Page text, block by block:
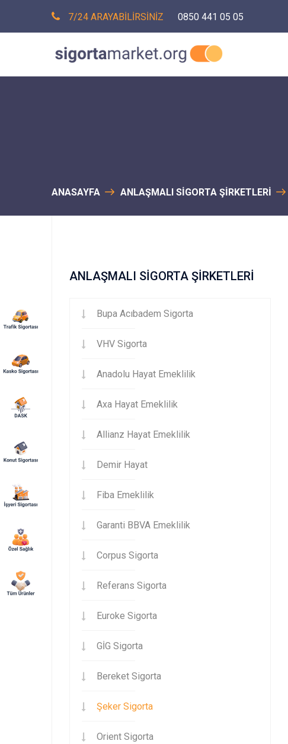
7/24 ARAYABİLİRSİNİZ 0850 441 05 05
ANASAYFA ANLAŞMALI SİGORTA ŞİRKETLERİ
ANLAŞMALI SİGORTA ŞİRKETLERİ
Bupa Acıbadem Sigorta
VHV Sigorta
Anadolu Hayat Emeklilik
Axa Hayat Emeklilik
Allianz Hayat Emeklilik
Demir Hayat
Fiba Emeklilik
Garanti BBVA Emeklilik
Corpus Sigorta
Referans Sigorta
Euroke Sigorta
GİG Sigorta
Bereket Sigorta
Şeker Sigorta
Orient Sigorta